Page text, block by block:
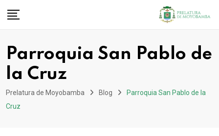
Parroquia San Pablo de
la Cruz
Prelatura de Moyobamba Blog
Parroquia San Pablo de la
Cruz